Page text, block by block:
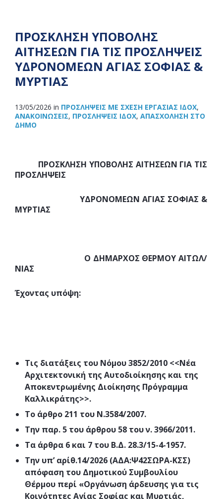
ΠΡΟΣΚΛΗΣΗ ΥΠΟΒΟΛΗΣ
ΑΙΤΗΣΕΩΝ ΓΙΑ ΤΙΣ ΠΡΟΣΛΗΨΕΙΣ
ΥΔΡΟΝΟΜΕΩΝ ΑΓΙΑΣ ΣΟΦΙΑΣ &
ΜΥΡΤΙΑΣ
13/05/2026 in ΠΡΟΣΛΉΨΕΙΣ ΜΕ ΣΧΈΣΗ ΕΡΓΑΣΊΑΣ ΙΔΟΧ,
ΑΝΑΚOΙΝΏΣΕΙΣ, ΠΡΟΣΛΉΨΕΙΣ ΙΔΟΧ, ΑΠΑΣΧΌΛΗΣΗ ΣΤΟ
ΔΉΜΟ
ΠΡΟΣΚΛΗΣΗ ΥΠΟΒΟΛΗΣ ΑΙΤΗΣΕΩΝ ΓΙΑ ΤΙΣ
ΠΡΟΣΛΗΨΕΙΣ
ΥΔΡΟΝΟΜΕΩΝ ΑΓΙΑΣ ΣΟΦΙΑΣ &
ΜΥΡΤΙΑΣ
Ο ΔΗΜΑΡΧΟΣ ΘΕΡΜΟΥ ΑΙΤΩΛ/
ΝΙΑΣ
Έχοντας υπόψη:
Τις διατάξεις του Νόμου 3852/2010 <<Νέα
Αρχιτεκτονική της Αυτοδιοίκησης και της
Αποκεντρωμένης Διοίκησης Πρόγραμμα
Καλλικράτης>>.
Το άρθρο 211 του Ν.3584/2007.
Την παρ. 5 του άρθρου 58 του ν. 3966/2011.
Τα άρθρα 6 και 7 του Β.Δ. 28.3/15-4-1957.
Την υπ’ αρίθ.14/2026 (ΑΔΑ:Ψ42ΣΩΡΑ-ΚΣΣ)
απόφαση του Δημοτικού Συμβουλίου
Θέρμου περί «Οργάνωση άρδευσης για τις
Κοινότητες Αγίας Σοφίας και Μυρτιάς,